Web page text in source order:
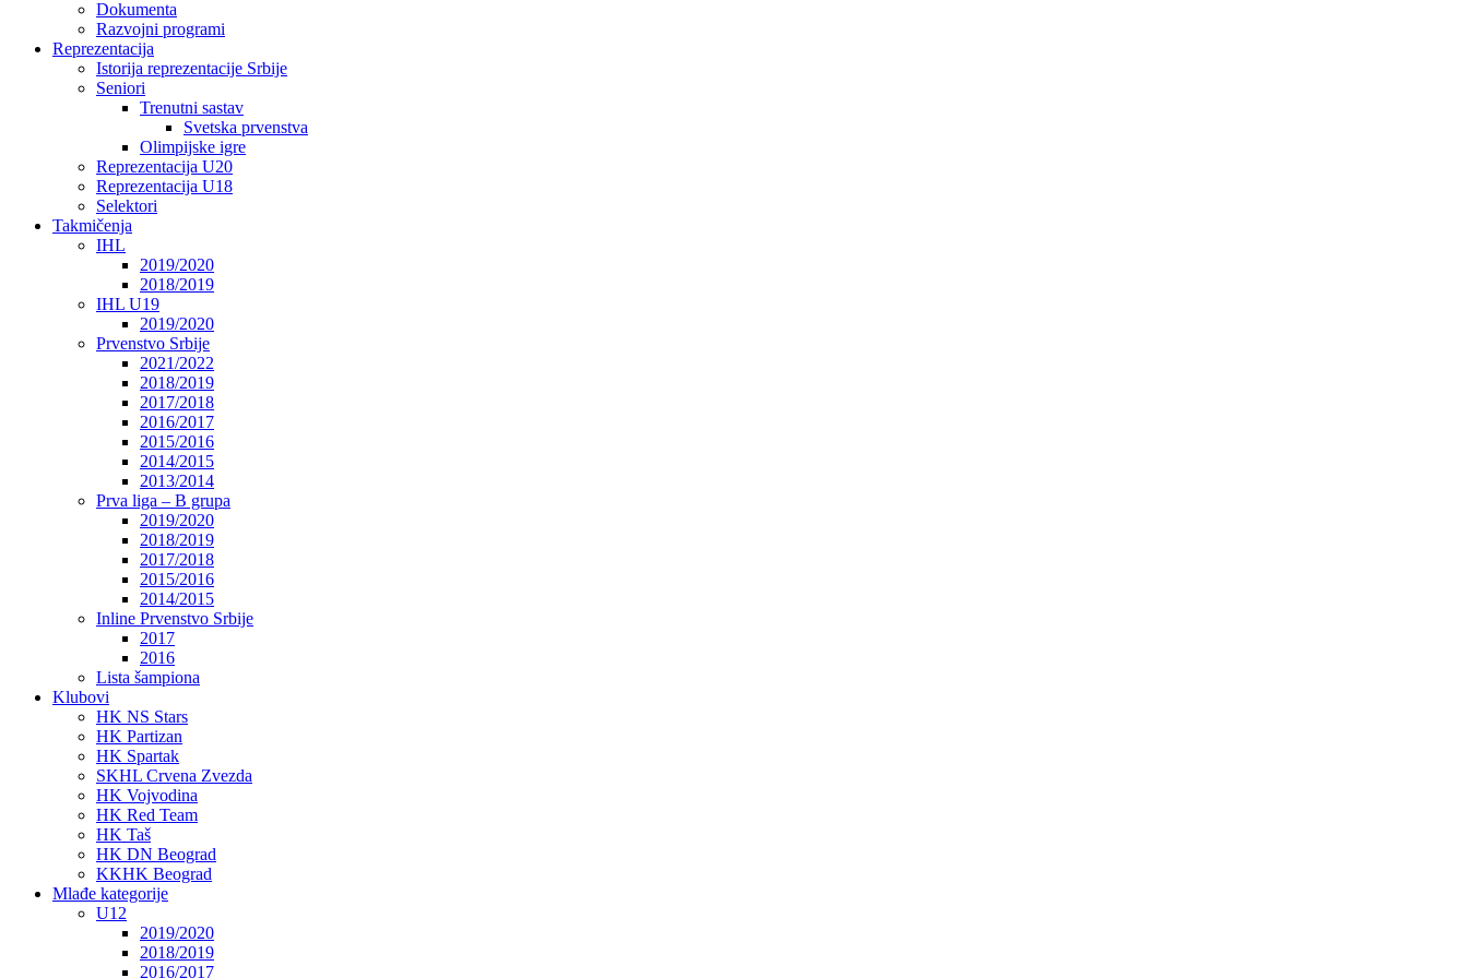
Dokumenta
Razvojni programi
Reprezentacija
Istorija reprezentacije Srbije
Seniori
Trenutni sastav
Svetska prvenstva
Olimpijske igre
Reprezentacija U20
Reprezentacija U18
Selektori
Takmičenja
IHL
2019/2020
2018/2019
IHL U19
2019/2020
Prvenstvo Srbije
2021/2022
2018/2019
2017/2018
2016/2017
2015/2016
2014/2015
2013/2014
Prva liga – B grupa
2019/2020
2018/2019
2017/2018
2015/2016
2014/2015
Inline Prvenstvo Srbije
2017
2016
Lista šampiona
Klubovi
HK NS Stars
HK Partizan
HK Spartak
SKHL Crvena Zvezda
HK Vojvodina
HK Red Team
HK Taš
HK DN Beograd
KKHK Beograd
Mlađe kategorije
U12
2019/2020
2018/2019
2016/2017